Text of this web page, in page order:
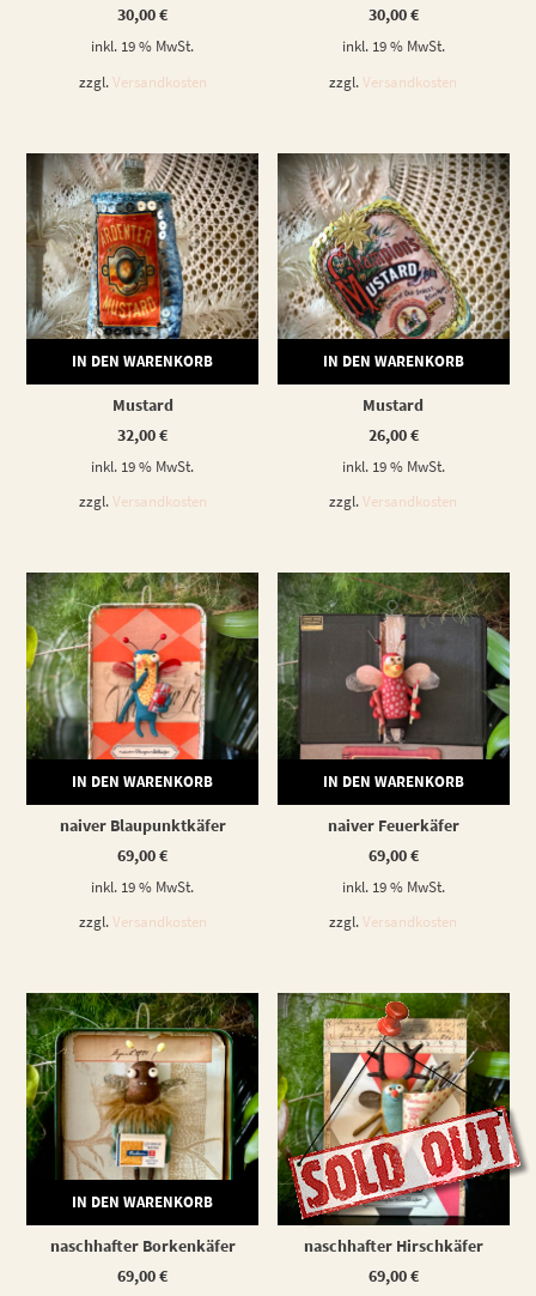
30,00€
inkl. 19 % MwSt.
zzgl. Versandkosten
30,00€
inkl. 19 % MwSt.
zzgl.Versandkosten
IN DEN WARENKORB
Mustard
32,00€
inkl. 19 % MwSt.
zzgl. Versandkosten
IN DEN WARENKORB
Mustard
26,00€
inkl. 19 % MwSt.
zzgl.Versandkosten
IN DEN WARENKORB
naiver Blaupunktkäfer
69,00€
inkl. 19 % MwSt.
zzgl. Versandkosten
IN DEN WARENKORB
naiver Feuerkäfer
69,00€
inkl. 19 % MwSt.
zzgl.Versandkosten
IN DEN WARENKORB
naschhafter Borkenkäfer
69,00€
WEITERLESEN
naschhafter Hirschkäfer
69,00€